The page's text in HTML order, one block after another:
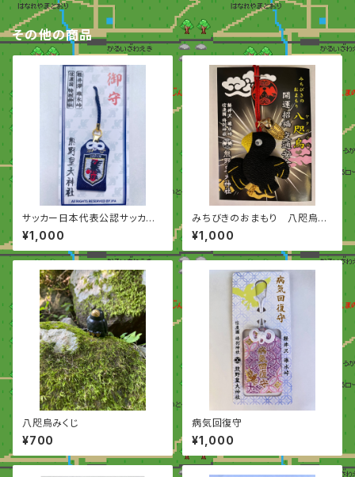
その他の商品
サッカー日本代表公認サッカー
守り
¥1,000
みちびきのおまもり 八咫烏
開運 招福 交通安全
¥1,000
八咫烏みくじ
¥700
病気回復守
¥1,000